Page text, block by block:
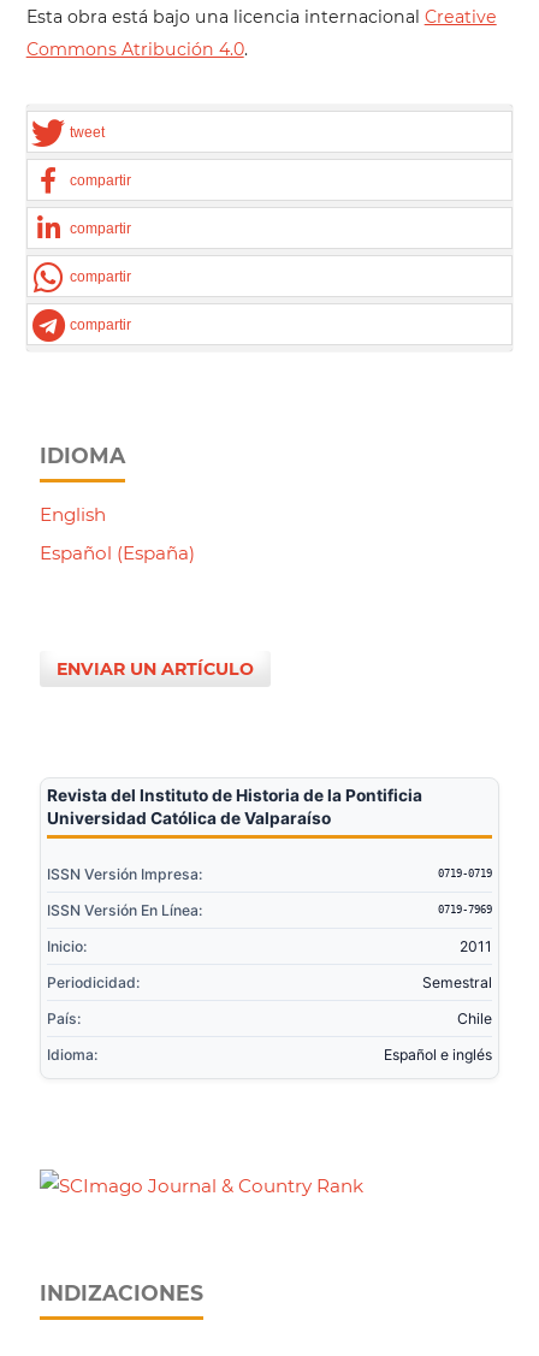
Esta obra está bajo una licencia internacional Creative
Commons Atribución 4.0.
tweet
compartir
compartir
compartir
compartir
IDIOMA
English
Español (España)
ENVIAR UN ARTÍCULO
Revista del Instituto de Historia de la Pontificia
Universidad Católica de Valparaíso
ISSN Versión Impresa: 0719-0719
ISSN Versión En Línea: 0719-7969
Inicio:
2011
Periodicidad:
Semestral
País:
Chile
Idioma:
Español e inglés
INDIZACIONES